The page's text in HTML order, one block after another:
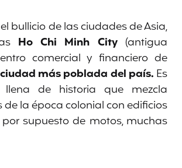
bullicio de las ciudades de Asia,
Ho Chi Minh City(antigua
comercial y financiero de
ciudad más poblada del país. Es
de historia que mezcla
la época colonial con edificios
supuesto de motos, muchas